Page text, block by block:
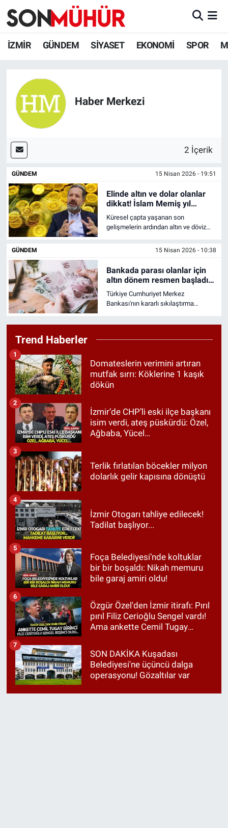
İZMİR GÜNDEM SİYASET EKONOMİ SPOR
Haber Merkezi
2 İçerik
GÜNDEM 15 Nisan 2026 - 19:51
Elinde altın ve dolar olanlar
dikkat! İslam Memiş yıl
sonunda kazandıracak
yatırımı açıkladı
Küresel çapta yaşanan son
gelişmelerin ardından altın ve döviz
yatırımcılar piyasaların yönünü merak
altın, dolar, euro ve borsa için yıl sonu
beklentilerini paylaşarak uzun vadeli
yatırımcılara kritik tavsiyelerde
bulundu. İşte konuya dair tüm merak
edilenler...
GÜNDEM 15 Nisan 2026 - 10:38
Bankada parası olanlar için
altın dönem resmen başladı!
O tutarın getirisi asgari
ücrete fark attı
Türkiye Cumhuriyet Merkez
Bankası'nın kararlı sıkılaştırma
çekerek tasarruf sahipleri için yeni bir
yatırımlarda sağlanan yüksek getiriler
vatandaşların mevduat hesaplarına
yönelimi hızlandı. İşte 1 milyon TL'nin
aylık getirisi...
Trend Haberler
Domateslerin verimini artıran
mutfak sırrı: Köklerine 1 kaşık
dökün
1
İzmir’de CHP’li eski ilçe başkanı
isim verdi, ateş püskürdü: Özel,
Ağbaba, Yücel…
2
Terlik fırlatılan böcekler milyon
dolarlık gelir kapısına dönüştü
3
İzmir Otogarı tahliye edilecek!
Tadilat başlıyor...
4
Foça Belediyesi’nde koltuklar
bir bir boşaldı: Nikah memuru
bile garaj amiri oldu!
5
Özgür Özel'den İzmir itirafı: Pırıl
pırıl Filiz Cerioğlu Sengel vardı!
Ama ankette Cemil Tugay
6
SON DAKİKA Kuşadası
Belediyesi'ne üçüncü dalga
operasyonu! Gözaltılar var
7
İzmir Nöbetçi Eczaneler
İzmir Namaz Vakitleri
İzmir Trafik Yoğunluk Haritası
Süper Lig Puan Durumu ve Fikstür
Tüm Manşetler
Son Dakika Haberleri
Haber Arşivi